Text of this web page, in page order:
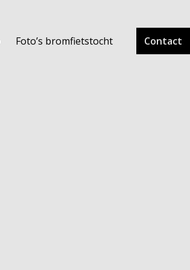
Foto’s bromfietstocht Contact